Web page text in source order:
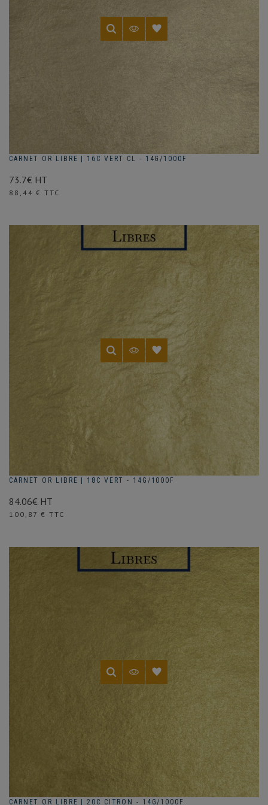
CARNET OR LIBRE | 16C VERT CL - 14G/1000F
73.7€ HT
Prix
88,44 € TTC
CARNET OR LIBRE | 18C VERT - 14G/1000F
84.06€ HT
Prix
100,87 € TTC
CARNET OR LIBRE | 20C CITRON - 14G/1000F